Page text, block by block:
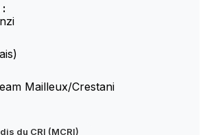
Mailleux/Crestani
du CRI (MCRI)